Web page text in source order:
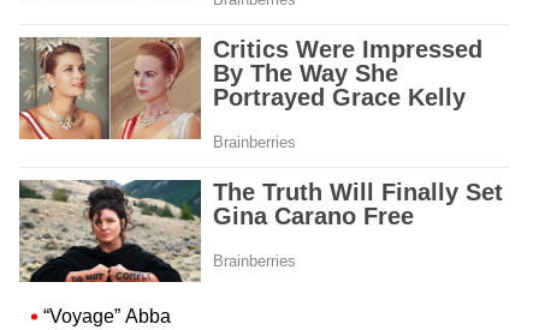
“Voyage” Abba